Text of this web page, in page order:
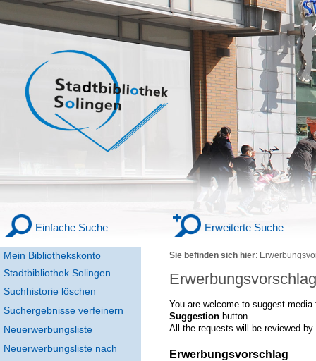
Mein Bibliothekskonto
Stadtbibliothek Solingen
Einfache Suche Erweiterte Suche
Suchhistorie löschen
Suchergebnisse verfeinern
Neuerwerbungsliste
Neuerwerbungsliste nach
Sie befinden sich hier:
Erwerbungsvorschlag
You are welcome to suggest
Suggestion button.
All the requests will be reviewed
Erwerbungsvorschlag